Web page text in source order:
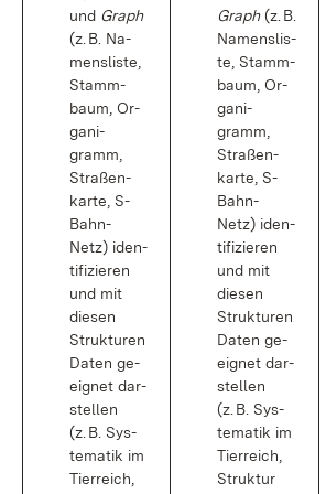
und Graph
(z. B. Na­
mens­lis­te,
Stamm­
baum, Or­
ga­ni­
gramm,
Stra­ßen­
kar­te, S-
Bahn-
Netz) iden­
ti­fi­zie­ren
und mit
die­sen
Struk­tu­ren
Da­ten ge­
eig­net dar­
stel­len
(z. B. Sys­
te­ma­tik im
Tier­reich,
Graph(z. B.
Na­mens­lis­
te, Stamm­
baum, Or­
ga­ni­
gramm,
Stra­ßen­
kar­te, S-
Bahn-
Netz) iden­
ti­fi­zie­ren
und mit
die­sen
Struk­tu­ren
Da­ten ge­
eig­net dar­
stel­len
(z. B. Sys­
te­ma­tik im
Tier­reich,
Struk­tur